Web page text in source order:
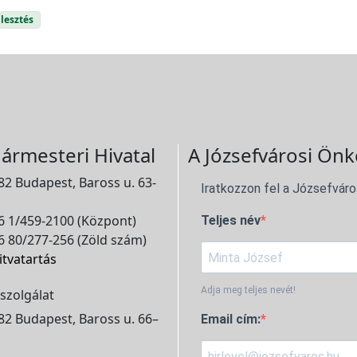
Hivatal
Budapest, Baross u. 63-
1/459-2100 (Központ)
80/277-256 (Zöld szám)
Budapest, Baross u. 66–
A Józsefvárosi
Iratkozzon fel a
Teljes név
Adja meg teljes nevét!
Email cím: